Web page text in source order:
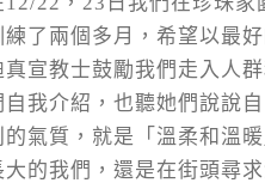
了兩個多月，希望以最
真宣教士鼓勵我們走入人
我介紹，也聽她們說說
的氣質，就是「溫柔和溫
大的我們，還是在街頭尋